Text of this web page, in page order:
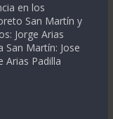
en los
San Martín y
Jorge Arias
San Martín: Jose
Arias Padilla